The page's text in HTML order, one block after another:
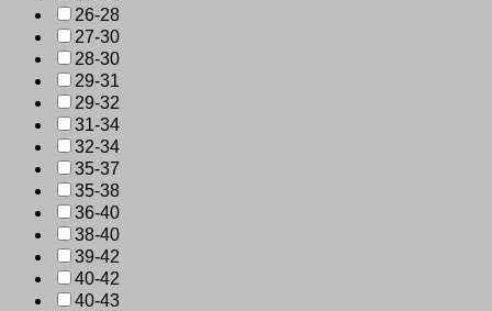
26-28
27-30
28-30
29-31
29-32
31-34
32-34
35-37
35-38
36-40
38-40
39-42
40-42
40-43